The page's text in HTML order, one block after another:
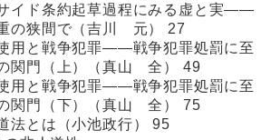
ド条約起草過程にみる虚と実――
の狭間で（吉川 元） 27
と戦争犯罪――戦争犯罪処罰に至
関門（上）（真山 全） 49
と戦争犯罪――戦争犯罪処罰に至
関門（下）（真山 全） 75
とは（小池政行） 95